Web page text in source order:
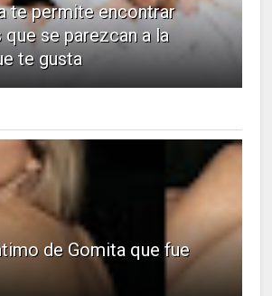
te permite encontrar
se parezcan a la
te gusta
de Gomita que fue